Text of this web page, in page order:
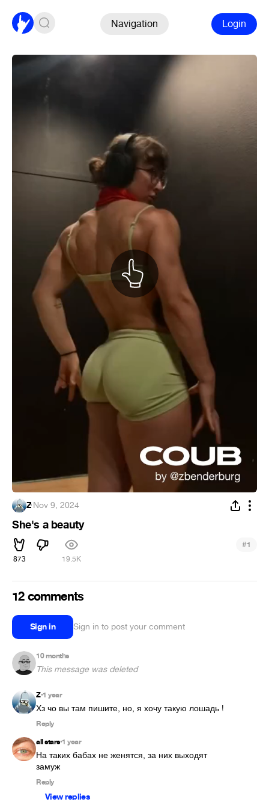
Navigation Login
Z·Nov 9, 2024
She's a beauty
873 19.5K
#1
12 comments
Sign in Sign in to post your comment
10 months
This message was deleted
Z•1 year
Хз чо вы там пишите, но, я хочу такую лошадь !
Reply
all stars•1 year
На таких бабах не женятся, за них выходят
замуж
Reply
View replies